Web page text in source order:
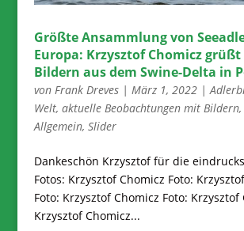
Größte Ansammlung von
Europa: Krzysztof Chomicz
Bildern aus dem Swine-Delta in
von Frank Dreves| März 1, 2022|
Welt, aktuelle Beobachtungen mit Bildern,
Allgemein, Slider
Dankeschön Krzysztof für die
Fotos: Krzysztof Chomicz Foto:
Foto: Krzysztof Chomicz Foto: Krzysztof
Krzysztof Chomicz...